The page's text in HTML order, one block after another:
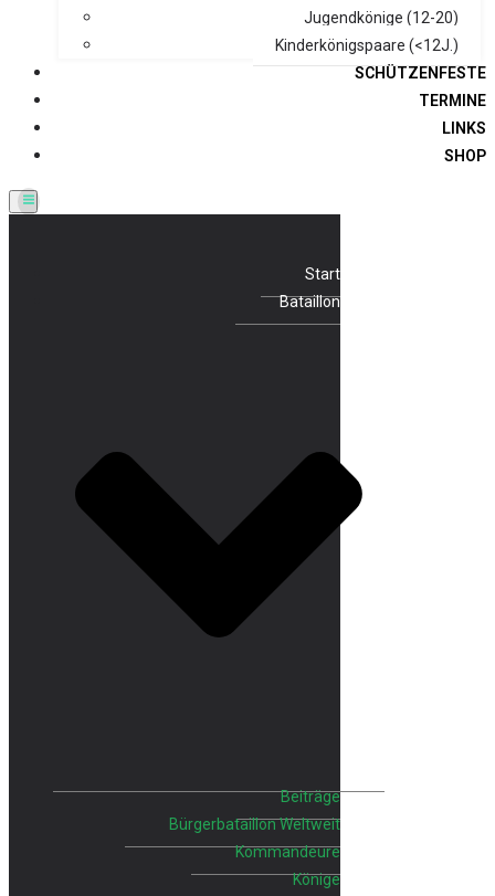
Jugendkönige (12-20)
Kinderkönigspaare (<12J.)
SCHÜTZENFESTE
TERMINE
LINKS
SHOP
Start
Bataillon
Beiträge
Bürgerbataillon Weltweit
Kommandeure
Könige